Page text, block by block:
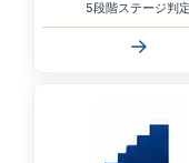
5段階ステージ判定
→